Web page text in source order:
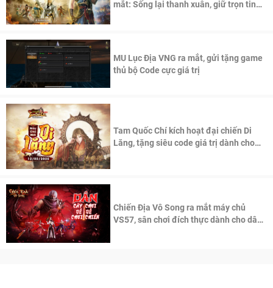
mắt: Sống lại thanh xuân, giữ trọn tinh
MU Lục Địa VNG ra mắt, gửi tặng game
thủ bộ Code cực giá trị
Tam Quốc Chí kích hoạt đại chiến Di
Lăng, tặng siêu code giá trị dành cho
Chiến Địa Vô Song ra mắt máy chủ
VS57, sân chơi đích thực dành cho dân